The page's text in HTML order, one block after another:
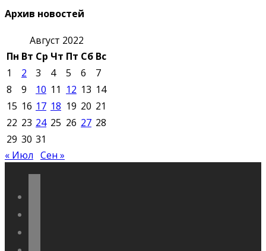
Архив новостей
Август 2022
Пн Вт Ср Чт Пт Сб Вс
1
2 3 4 5 6
7
8
9 10 11 12 13 14
15 16 17 18 19 20 21
22 23 24 25 26 27 28
29 30 31
« Июл Сен »